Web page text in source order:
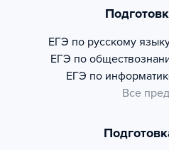
ЕГЭ по русскому
ЕГЭ по
ЕГЭ по
Все